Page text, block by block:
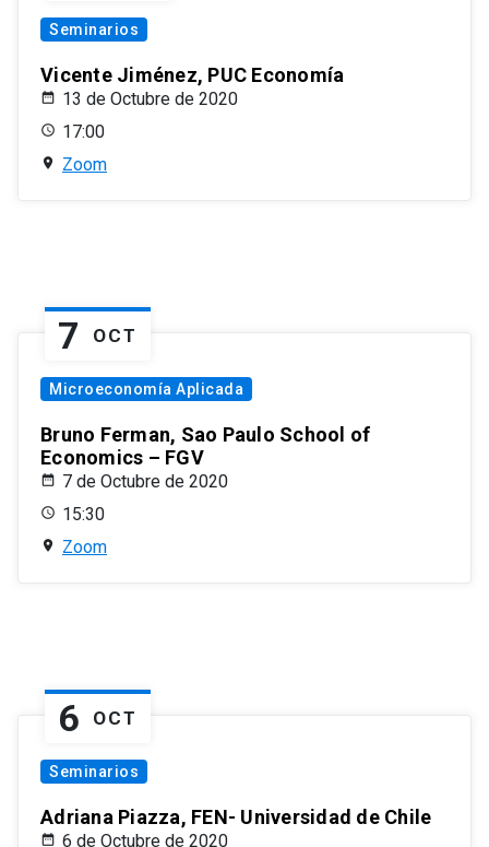
Seminarios
Vicente Jiménez, PUC Economía
13 de Octubre de 2020
17:00
Zoom
7 OCT
Microeconomía Aplicada
Bruno Ferman, Sao Paulo School of
Economics – FGV
7 de Octubre de 2020
15:30
Zoom
6 OCT
Seminarios
Adriana Piazza, FEN- Universidad de Chile
6 de Octubre de 2020